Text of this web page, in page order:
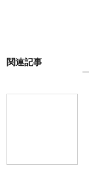
関連記事